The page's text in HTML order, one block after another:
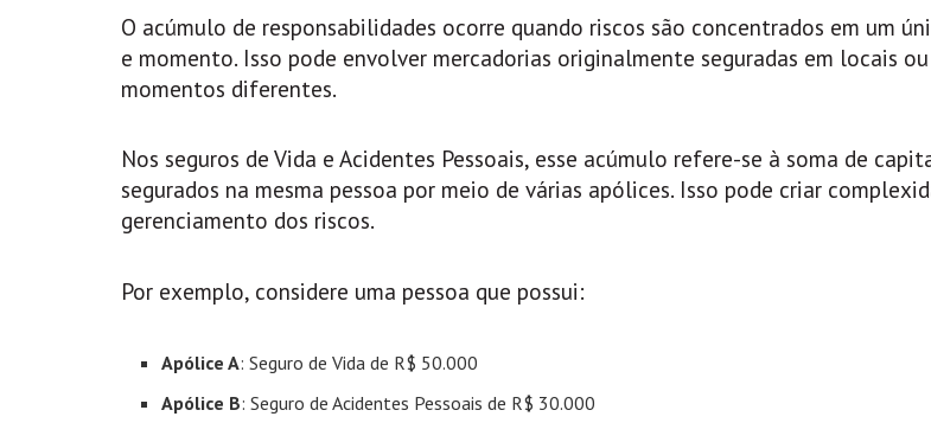
O acúmulo de responsabilidades ocorre quando riscos são concentrados em um
e momento. Isso pode envolver mercadorias originalmente seguradas em locais ou
momentos diferentes.
Nos seguros de Vida e Acidentes Pessoais, esse acúmulo refere-se à soma de
segurados na mesma pessoa por meio de várias apólices. Isso pode criar
gerenciamento dos riscos.
Por exemplo, considere uma pessoa que possui:
Apólice A: Seguro de Vida de R$ 50.000
Apólice B: Seguro de Acidentes Pessoais de R$ 30.000